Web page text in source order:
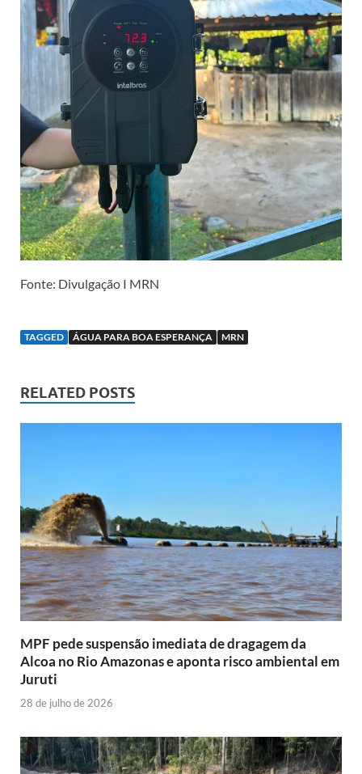
Fonte: Divulgação I MRN
TAGGED ÁGUA PARA BOA ESPERANÇA MRN
RELATED POSTS
MPF pede suspensão imediata de dragagem da
Alcoa no Rio Amazonas e aponta risco ambiental em
Juruti
28 de julho de 2026